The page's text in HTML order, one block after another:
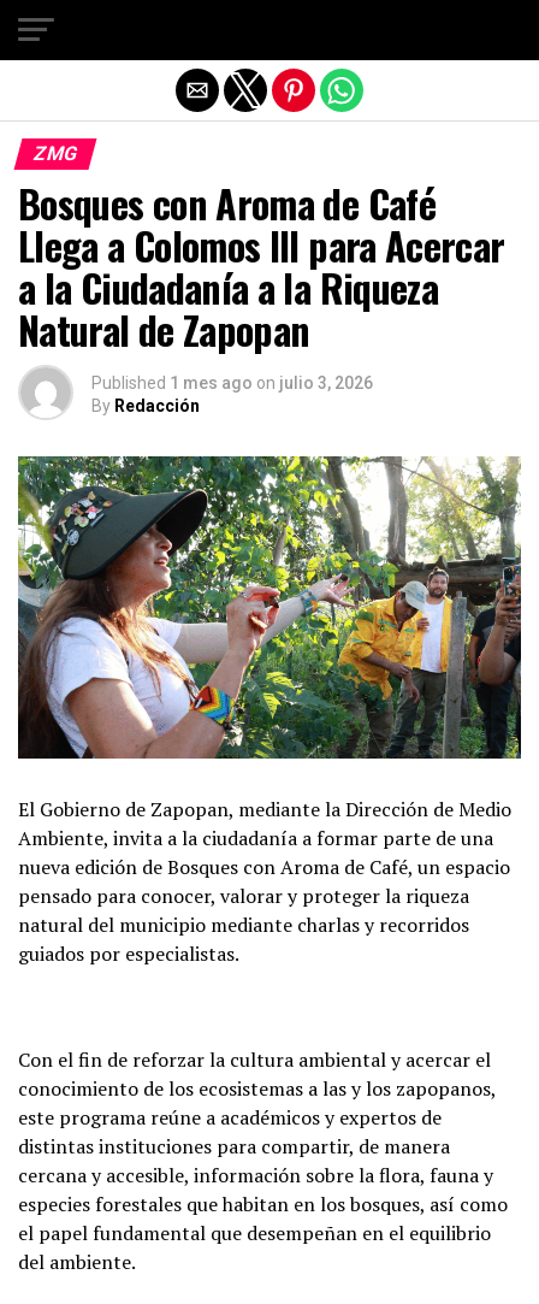
ZMG
Bosques con Aroma de Café
Llega a Colomos III para Acercar
a la Ciudadanía a la Riqueza
Natural de Zapopan
Published 1 mes ago on julio 3, 2026
By Redacción
El Gobierno de Zapopan, mediante la Dirección de Medio
Ambiente, invita a la ciudadanía a formar parte de una
nueva edición de Bosques con Aroma de Café, un espacio
pensado para conocer, valorar y proteger la riqueza
natural del municipio mediante charlas y recorridos
guiados por especialistas.
Con el fin de reforzar la cultura ambiental y acercar el
conocimiento de los ecosistemas a las y los zapopanos,
este programa reúne a académicos y expertos de
distintas instituciones para compartir, de manera
cercana y accesible, información sobre la flora, fauna y
especies forestales que habitan en los bosques, así como
el papel fundamental que desempeñan en el equilibrio
del ambiente.